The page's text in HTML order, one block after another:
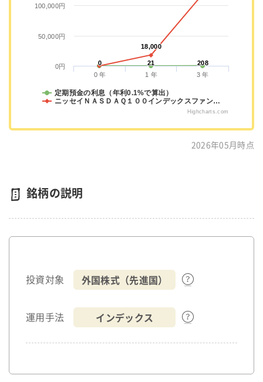
0
0 21
21 208
208
18,000
18,000
定期預金の利息（年利0.1%で算出）
ニッセイＮＡＳＤＡＱ１００インデックスファン…
0 年 1 年 3 年
0円
50,000円
100,000円
Highcharts.com
2026年05月時点
銘柄の説明
投資対象 外国株式（先進国）
運用手法 インデックス